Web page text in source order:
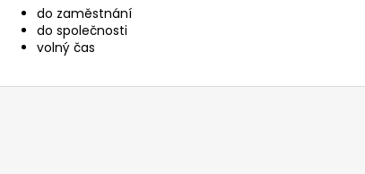
do zaměstnání
do společnosti
volný čas